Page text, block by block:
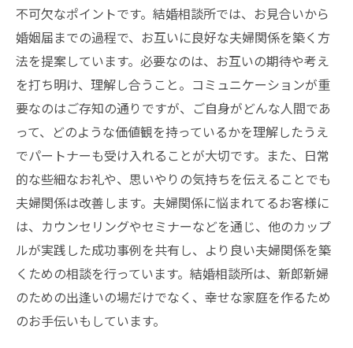
不可欠なポイントです。結婚相談所では、お見合いから
婚姻届までの過程で、お互いに良好な夫婦関係を築く方
法を提案しています。必要なのは、お互いの期待や考え
を打ち明け、理解し合うこと。コミュニケーションが重
要なのはご存知の通りですが、ご自身がどんな人間であ
って、どのような価値観を持っているかを理解したうえ
でパートナーも受け入れることが大切です。また、日常
的な些細なお礼や、思いやりの気持ちを伝えることでも
夫婦関係は改善します。夫婦関係に悩まれてるお客様に
は、カウンセリングやセミナーなどを通じ、他のカップ
ルが実践した成功事例を共有し、より良い夫婦関係を築
くための相談を行っています。結婚相談所は、新郎新婦
のための出逢いの場だけでなく、幸せな家庭を作るため
のお手伝いもしています。